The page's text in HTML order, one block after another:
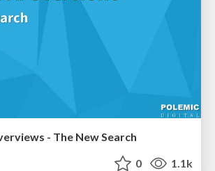
- The New Search
0 1.1k